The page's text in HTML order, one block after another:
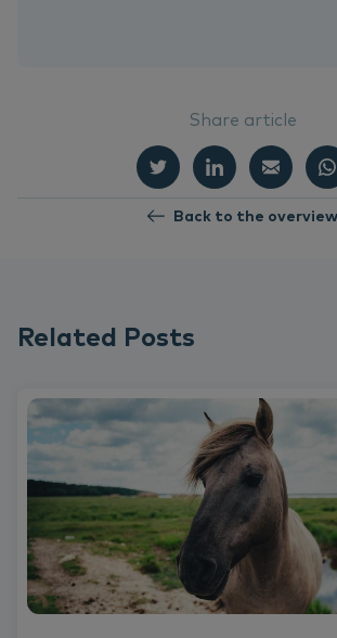
Share article
Back to the overview
Related Posts